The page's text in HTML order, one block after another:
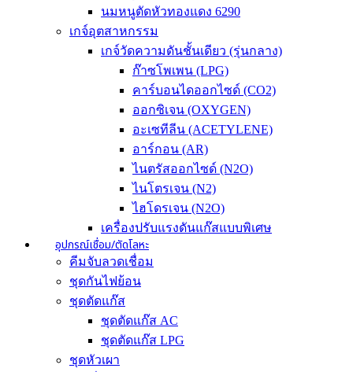
นมหนูตัดหัวทองแดง 6290
เกจ์อุตสาหกรรม
เกจ์วัดความดันชั้นเดียว (รุ่นกลาง)
ก๊าซโพเพน (LPG)
คาร์บอนไดออกไซด์ (CO2)
ออกซิเจน (OXYGEN)
อะเซทีลีน (ACETYLENE)
อาร์กอน (AR)
ไนตรัสออกไซด์ (N2O)
ไนโตรเจน (N2)
ไฮโดรเจน (N2O)
เครื่องปรับแรงดันแก๊สแบบพิเศษ
อุปกรณ์เชื่อม/ตัดโลหะ
คีมจับลวดเชื่อม
ชุดกันไฟย้อน
ชุดตัดแก๊ส
ชุดตัดแก๊ส AC
ชุดตัดแก๊ส LPG
ชุดหัวเผา